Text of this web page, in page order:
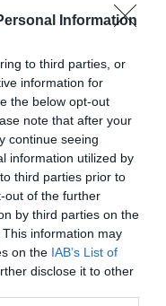
Information
to third parties, or
information for
the below opt-out
note that after your
continue seeing
information utilized by
third parties prior to
out of the further
by third parties on the
This information may
on the IAB’s List of
disclose it to other